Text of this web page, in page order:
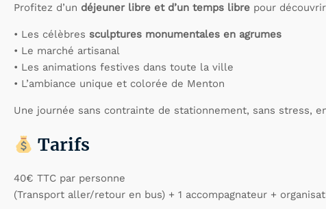
Profitez d’un déjeuner libre et d’un temps libre pour
• Les célèbres sculptures monumentales en agrumes
• Le marché artisanal
• Les animations festives dans toute la ville
• L’ambiance unique et colorée de Menton
Une journée sans contrainte de stationnement, sans stress,
Tarifs
40€ TTC par personne
(Transport aller/retour en bus) + 1 accompagnateur +